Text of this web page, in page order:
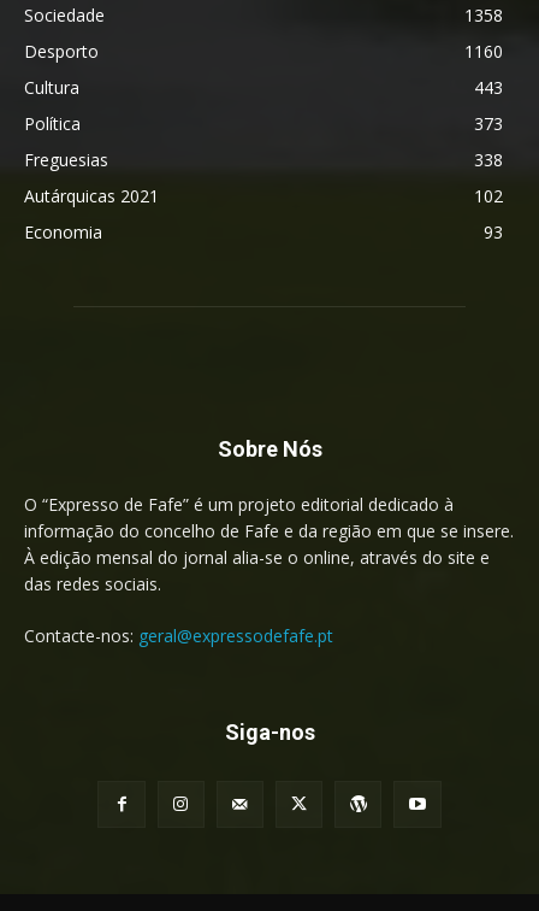
Sociedade
1358
Desporto
1160
Cultura
443
Política
373
Freguesias
338
Autárquicas 2021
102
Economia
93
Sobre Nós
O “Expresso de Fafe” é um projeto editorial dedicado à
informação do concelho de Fafe e da região em que se insere.
À edição mensal do jornal alia-se o online, através do site e
das redes sociais.
Contacte-nos: geral@expressodefafe.pt
Siga-nos